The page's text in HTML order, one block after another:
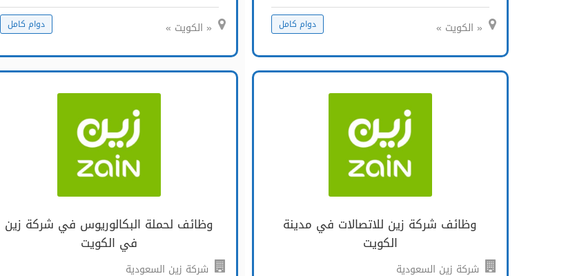
« الكويت » دوام كامل « الكويت » دوام كامل
وظائف شركة زين للاتصالات في مدينة
الكويت
شركة زين السعودية
وظائف لحملة البكالوريوس في شركة زين
في الكويت
شركة زين السعودية